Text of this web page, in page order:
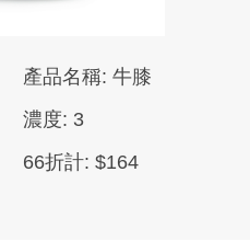
產品名稱: 牛膝
濃度: 3
66折計: $164